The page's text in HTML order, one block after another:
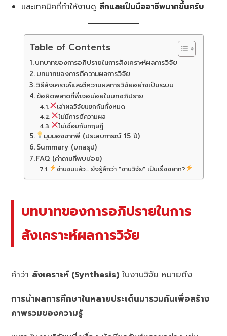
และเทคนิคที่ทำให้งานดู ลึกและเป็นมืออาชีพมากขึ้นครับ
Table of Contents
บทบาทของการอภิปรายในการสังเคราะห์ผลการวิจัย
บทบาทของการตีความผลการวิจัย
วิธีสังเคราะห์และตีความผลการวิจัยอย่างเป็นระบบ
ข้อผิดพลาดที่พี่เจอบ่อยในบทอภิปราย
เล่าผลวิจัยแยกกันทั้งหมด
ไม่มีการตีความผล
ไม่เชื่อมกับทฤษฎี
มุมมองจากพี่ (ประสบการณ์ 15 ปี)
Summary (บทสรุป)
FAQ (คำถามที่พบบ่อย)
อ่านจบแล้ว... ยังรู้สึกว่า "งานวิจัย" เป็นเรื่องยาก?
บทบาทของการอภิปรายในการ
สังเคราะห์ผลการวิจัย
คำว่า สังเคราะห์ (Synthesis) ในงานวิจัย หมายถึง
การนำผลการศึกษาในหลายประเด็นมารวมกันเพื่อสร้าง
ภาพรวมของความรู้